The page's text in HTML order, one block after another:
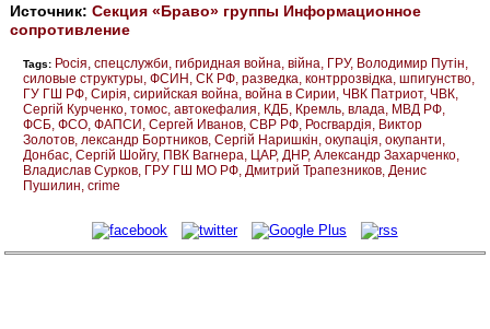
Источник: Секция «Браво» группы Информационное
сопротивление
Tags: Росія спецслужби гибридная война війна ГРУ Володимир Путін
силовые структуры ФСИН СК РФ разведка контррозвідка шпигунство
ГУ ГШ РФ Сирія сирийская война война в Сирии ЧВК Патриот ЧВК
Сергій Курченко томос автокефалия КДБ Кремль влада МВД РФ
ФСБ ФСО ФАПСИ Сергей Иванов СВР РФ Росгвардія Виктор
Золотов лександр Бортников Сергій Наришкін окупація окупанти
Донбас Сергій Шойгу ПВК Вагнера ЦАР ДНР Александр Захарченко
Владислав Сурков ГРУ ГШ МО РФ Дмитрий Трапезников Денис
Пушилин crime